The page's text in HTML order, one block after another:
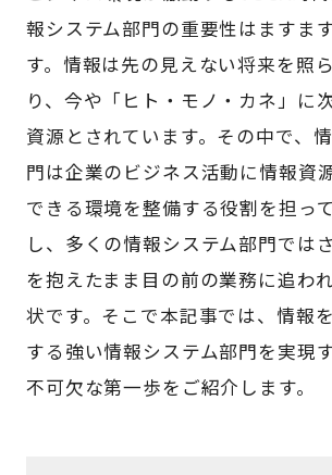
報システム部門の重要性はますま
す。情報は先の見えない将来を照
り、今や「ヒト・モノ・カネ」に
資源とされています。その中で、
門は企業のビジネス活動に情報資
できる環境を整備する役割を担っ
し、多くの情報システム部門では
を抱えたまま目の前の業務に追わ
状です。そこで本記事では、情報
する強い情報システム部門を実現
不可欠な第一歩をご紹介します。